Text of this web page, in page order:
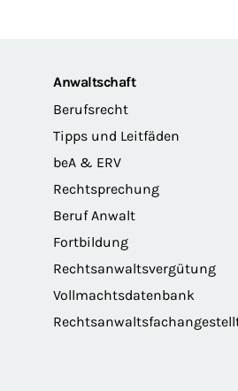
Anwaltschaft
Berufsrecht
Tipps und Leitfäden
beA & ERV
Rechtsprechung
Beruf Anwalt
Fortbildung
Rechtsanwaltsvergütung
Vollmachtsdatenbank